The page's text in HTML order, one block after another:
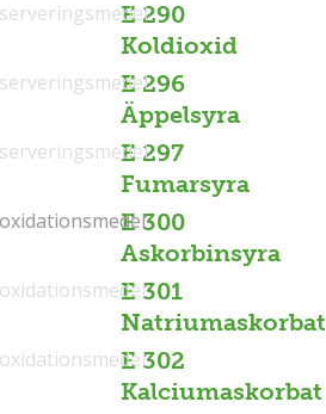
E 290
Koldioxid
E 296
Äppelsyra
E 297
Fumarsyra
E 300
Askorbinsyra
E 301
Natriumaskorbat
E 302
Kalciumaskorbat